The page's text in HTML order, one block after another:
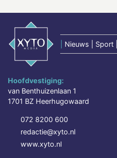
Nieuws | Sport
Hoofdvestiging:
van Benthuizenlaan 1
1701 BZ Heerhugowaard
072 8200 600
redactie@xyto.nl
www.xyto.nl